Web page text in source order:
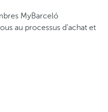
MyBarceló
au processus d’achat et